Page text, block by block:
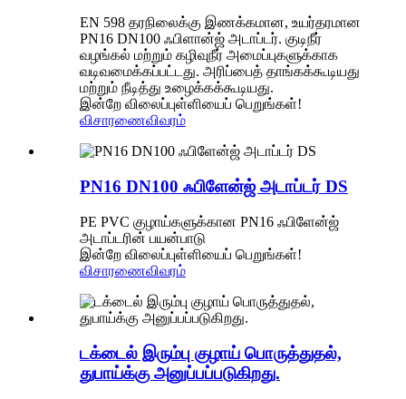
EN 598 தரநிலைக்கு இணக்கமான, உயர்தரமான
PN16 DN100 ஃபிளான்ஜ் அடாப்டர். குடிநீர்
வழங்கல் மற்றும் கழிவுநீர் அமைப்புகளுக்காக
வடிவமைக்கப்பட்டது. அரிப்பைத் தாங்கக்கூடியது
மற்றும் நீடித்து உழைக்கக்கூடியது.
இன்றே விலைப்புள்ளியைப் பெறுங்கள்!
விசாரணைவிவரம்
PN16 DN100 ஃபிளேன்ஜ் அடாப்டர் DS
PE PVC குழாய்களுக்கான PN16 ஃபிளேன்ஜ்
அடாப்டரின் பயன்பாடு
இன்றே விலைப்புள்ளியைப் பெறுங்கள்!
விசாரணைவிவரம்
டக்டைல் ​​இரும்பு குழாய் பொருத்துதல்,
துபாய்க்கு அனுப்பப்படுகிறது.